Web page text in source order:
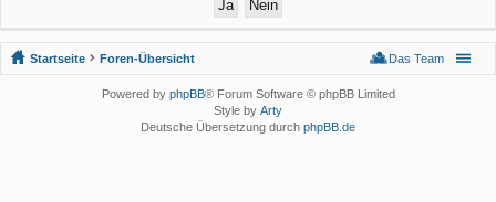
Startseite Foren-Übersicht Das Team
Powered by phpBB® Forum Software © phpBB Limited
Style by Arty
Deutsche Übersetzung durch phpBB.de